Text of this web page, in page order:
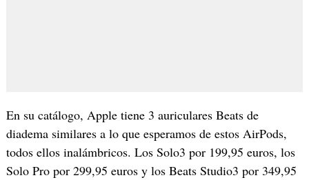
En su catálogo, Apple tiene 3 auriculares Beats de
diadema similares a lo que esperamos de estos AirPods,
todos ellos inalámbricos. Los Solo3 por 199,95 euros, los
Solo Pro por 299,95 euros y los Beats Studio3 por 349,95